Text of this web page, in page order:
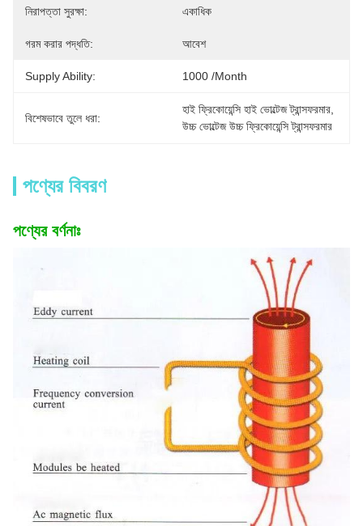
নিরাপত্তা সুরক্ষা: একাধিক
গরম করার পদ্ধতি: আবেশ
Supply Ability: 1000 /month
বিশেষভাবে তুলে ধরা:
হাই ফ্রিকোয়েন্সি হাই ভোল্টেজ ট্রান্সফরমার
উচ্চ ভোল্টেজ উচ্চ ফ্রিকোয়েন্সি ট্রান্সফরমার
পণ্যের বিবরণ
পণ্যের বর্ণনাঃ